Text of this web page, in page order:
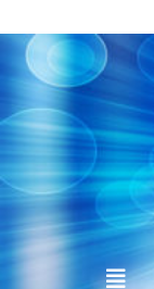
to
content